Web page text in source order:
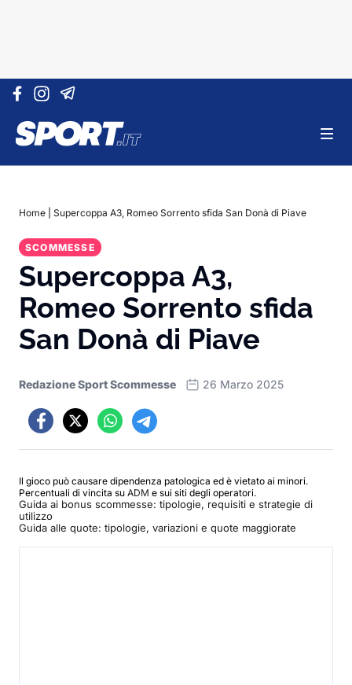
Vai al contenuto
Home Supercoppa A3, Romeo Sorrento sfida San Donà di Piave
SCOMMESSE
Supercoppa A3,
Romeo Sorrento sfida
San Donà di Piave
Redazione Sport Scommesse 26 Marzo 2025
Il gioco può causare dipendenza patologica ed è vietato ai minori.
Percentuali di vincita su ADM e sui siti degli operatori.
Guida ai bonus scommesse: tipologie, requisiti e strategie di
utilizzo
Guida alle quote: tipologie, variazioni e quote maggiorate